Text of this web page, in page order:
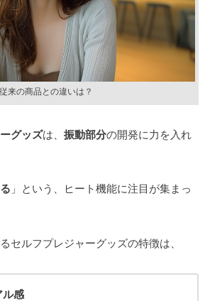
従来の商品との違いは？
グッズは、 振動部分の開発に力を入れ
」という、ヒート機能に注目が集まっ
セルフプレジャーグッズの特徴は、
ル感